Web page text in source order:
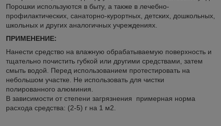
Порошки используются в быту, а также в лечебно-
профилактических, санаторно-курортных, детских, дошкольных,
школьных и других аналогичных учреждениях.
ПРИМЕНЕНИЕ:
Нанести средство на влажную обрабатываемую поверхность и
тщательно почистить губкой или другими средствами, затем
смыть водой. Перед использованием протестировать на
небольшом участке. Не использовать для чистки
полированного алюминия.
В зависимости от степени загрязнения примерная норма
расхода средства: (2-5) г на 1 м2.